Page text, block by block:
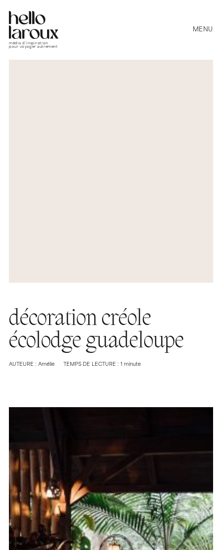
média d’inspiration
pour voyager autrement
MENU
décoration créole
écolodge guadeloupe
AUTEURE : Amélie TEMPS DE LECTURE : 1 minute